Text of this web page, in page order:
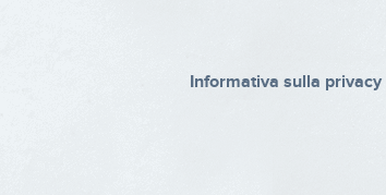
Informativa sulla privacy